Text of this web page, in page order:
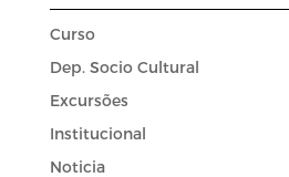
Curso
Dep. Socio Cultural
Excursões
Institucional
Noticia